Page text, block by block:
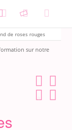
de roses rouges
sur notre